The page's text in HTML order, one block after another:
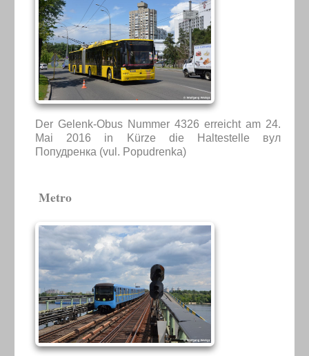
Der Gelenk-Obus Nummer 4326 erreicht am 24.
Mai 2016 in Kürze die Haltestelle вул
Попудренка (vul. Popudrenka)
Metro